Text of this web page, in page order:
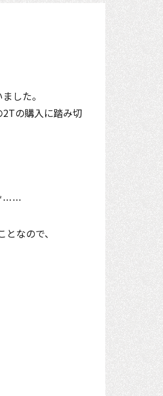
した。
の購入に踏み切
……
なので、